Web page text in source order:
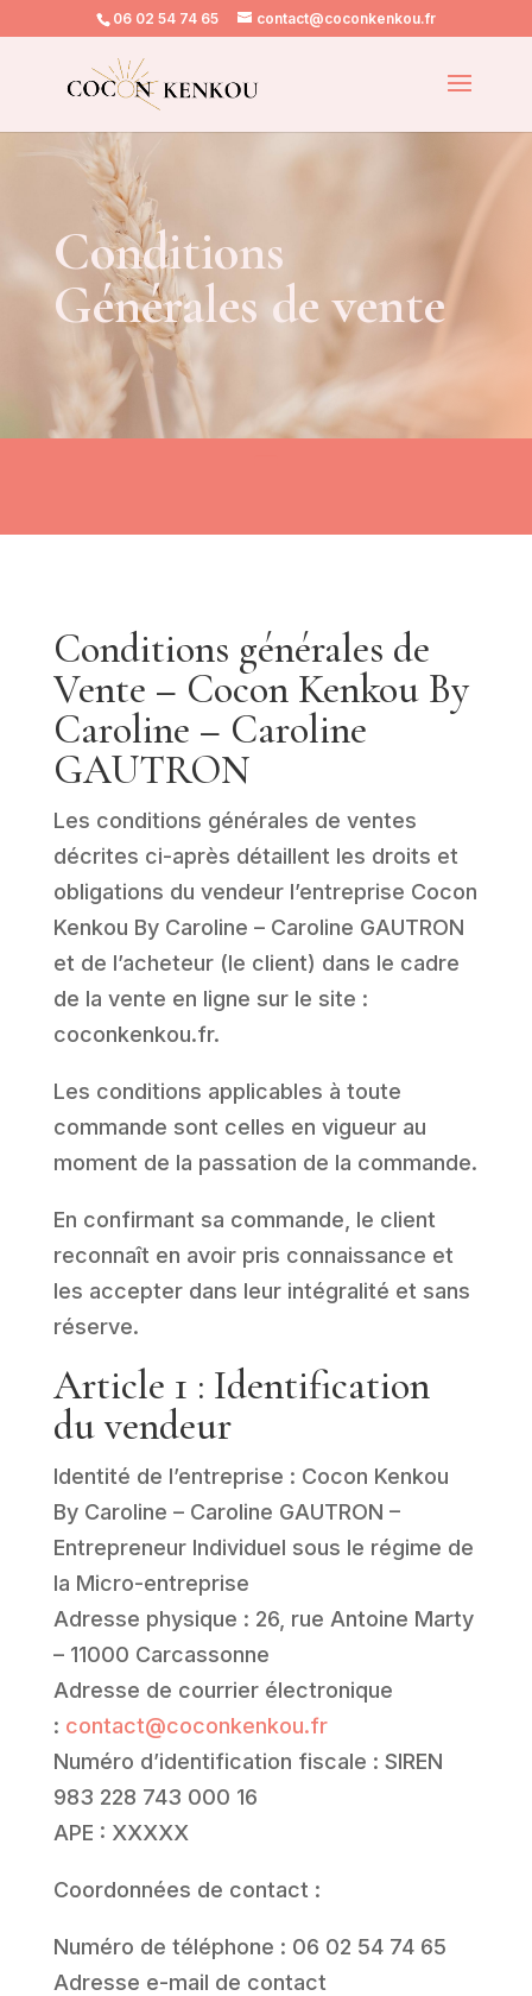
06 02 54 74 65 contact@coconkenkou.fr
Conditions
Générales de vente
Conditions générales de
Vente – Cocon Kenkou By
Caroline – Caroline
GAUTRON
Les conditions générales de ventes
décrites ci-après détaillent les droits et
obligations du vendeur l’entreprise Cocon
Kenkou By Caroline – Caroline GAUTRON
et de l’acheteur (le client) dans le cadre
de la vente en ligne sur le site :
coconkenkou.fr.
Les conditions applicables à toute
commande sont celles en vigueur au
moment de la passation de la commande.
En confirmant sa commande, le client
reconnaît en avoir pris connaissance et
les accepter dans leur intégralité et sans
réserve.
Article 1 : Identification
du vendeur
Identité de l’entreprise : Cocon Kenkou
By Caroline – Caroline GAUTRON –
Entrepreneur Individuel sous le régime de
la Micro-entreprise
Adresse physique : 26, rue Antoine Marty
– 11000 Carcassonne
Adresse de courrier électronique
: contact@coconkenkou.fr
Numéro d’identification fiscale : SIREN
983 228 743 000 16
APE : XXXXX
Coordonnées de contact :
Numéro de téléphone : 06 02 54 74 65
Adresse e-mail de contact